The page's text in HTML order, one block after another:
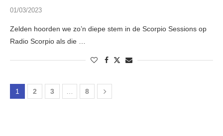
01/03/2023
Zelden hoorden we zo’n diepe stem in de Scorpio Sessions op
Radio Scorpio als die …
1 2 3 … 8